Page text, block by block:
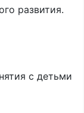
развития.
с детьми